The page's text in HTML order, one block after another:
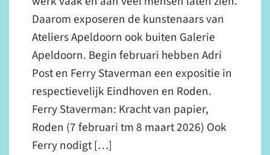
Daarom exposeren de kunstenaars van
Ateliers Apeldoorn ook buiten Galerie
Apeldoorn. Begin februari hebben Adri
Post en Ferry Staverman een expositie in
respectievelijk Eindhoven en Roden.
Ferry Staverman: Kracht van papier,
Roden (7 februari tm 8 maart 2026) Ook
Ferry nodigt […]